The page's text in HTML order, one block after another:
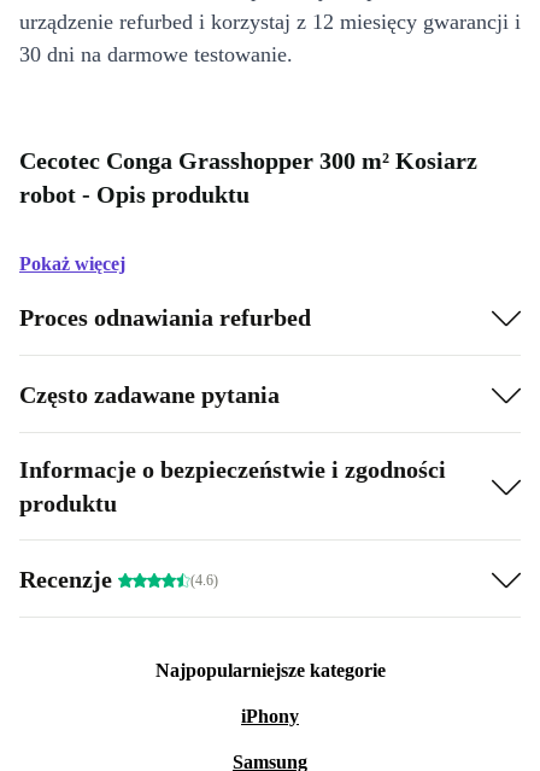
urządzenie refurbed i korzystaj z 12 miesięcy gwarancji i
30 dni na darmowe testowanie.
Cecotec Conga Grasshopper 300 m² Kosiarz
robot - Opis produktu
Pokaż więcej
Proces odnawiania refurbed
Często zadawane pytania
Informacje o bezpieczeństwie i zgodności
produktu
Recenzje (4.6)
Najpopularniejsze kategorie
iPhony
Samsung